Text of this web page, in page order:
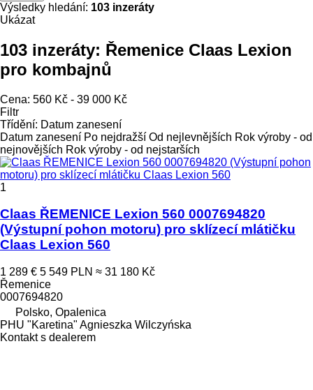
Výsledky hledání: 103 inzeráty
Ukázat
103 inzeráty: Řemenice Claas Lexion
pro kombajnů
Cena: 560 Kč - 39 000 Kč
Filtr
Třídění: Datum zanesení
Datum zanesení Po nejdražší Od nejlevnějších Rok výroby - od
nejnovějších Rok výroby - od nejstarších
1
Claas ŘEMENICE Lexion 560 0007694820
(Výstupní pohon motoru) pro sklízecí mlátičku
Claas Lexion 560
1 289 € 5 549 PLN ≈ 31 180 Kč
Řemenice
0007694820
Polsko, Opalenica
PHU "Karetina" Agnieszka Wilczyńska
Kontakt s dealerem